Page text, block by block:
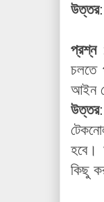
উত্তর
প্রশ্ন
চলতে
আইন
উত্তর
হবে।
কিছু